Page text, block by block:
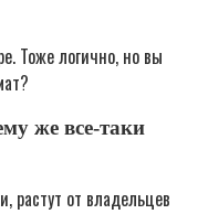
Тоже логично, но вы
же все-таки
растут от владельцев